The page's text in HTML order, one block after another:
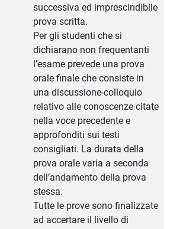
successiva ed imprescindibile
prova scritta.
Per gli studenti che si
dichiarano non frequentanti
l’esame prevede una prova
orale finale che consiste in
una discussione-colloquio
relativo alle conoscenze citate
nella voce precedente e
approfonditi sui testi
consigliati. La durata della
prova orale varia a seconda
dell’andamento della prova
stessa.
Tutte le prove sono finalizzate
ad accertare il livello di